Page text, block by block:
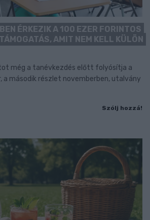
ÉRKEZIK A 100 EZER FORINTOS
AMIT NEM KELL KÜLÖN
még a tanévkezdés előtt folyósítja a
a második részlet novemberben, utalvány
Szólj hozzá!